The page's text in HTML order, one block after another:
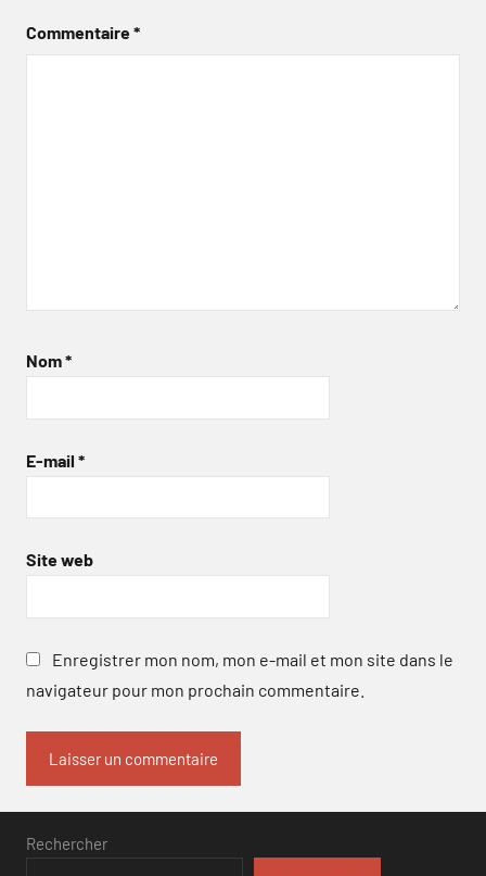
Commentaire*
Nom*
E-mail *
Site web
Enregistrer mon nom, mon e-mail et mon site dans le
navigateur pour mon prochain commentaire.
Rechercher